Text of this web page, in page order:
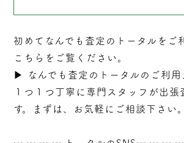
初めてなんでも査定のトータルをご
こちらをご覧ください。
▶︎
なんでも査定のトータルのご利用
１つ１つ丁寧に専門スタッフが出張
す。まずは、お気軽にご相談下さい。